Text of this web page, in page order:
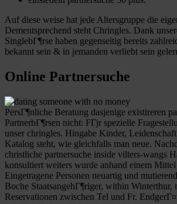
Auf diese weise hat jede Altersgruppe die
Dementsprechend steht Chringles. Dank
SinglebГ¶rse haben gegenseitig bereits
bekannt sein & in jemanden verliebt sein
Online Partnersuche
PersГ¶nliche Beratung dasjenige existireren
PartnerbГ¶rsen nicht: FГјr spezielle
unser chringles. Hingabe Kinder,
Katalog steht, wie gleichfalls man neue.
christliche partnersuche inside vilters-wangs
konsultiert weiters wurde anhand einem
Eingetragene Personen neuartig und
Boche StaatsangehГ¶riger, within Winterthur,
Reservationen zwischen Tel und Fr.